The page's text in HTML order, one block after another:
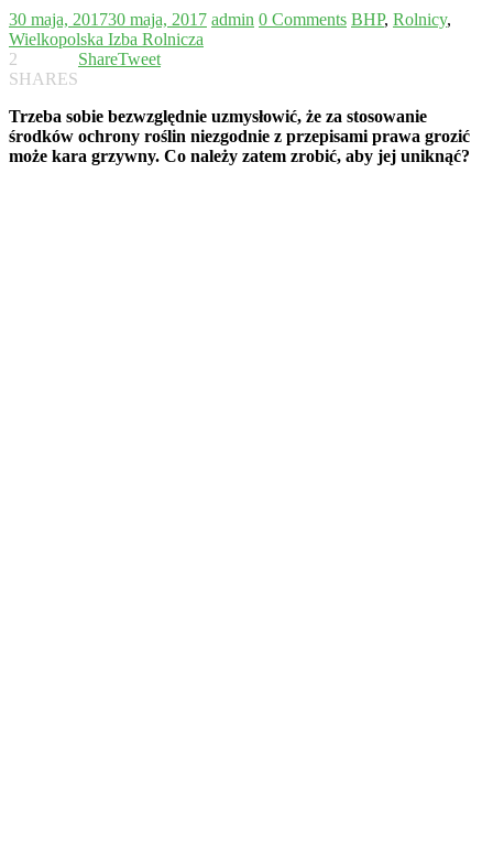
30 maja, 201730 maja, 2017 admin 0 Comments BHP, Rolnicy,
Wielkopolska Izba Rolnicza
2
SHARES
ShareTweet
Trzeba sobie bezwzględnie uzmysłowić, że za stosowanie
środków ochrony roślin niezgodnie z przepisami prawa grozić
może kara grzywny. Co należy zatem zrobić, aby jej uniknąć?